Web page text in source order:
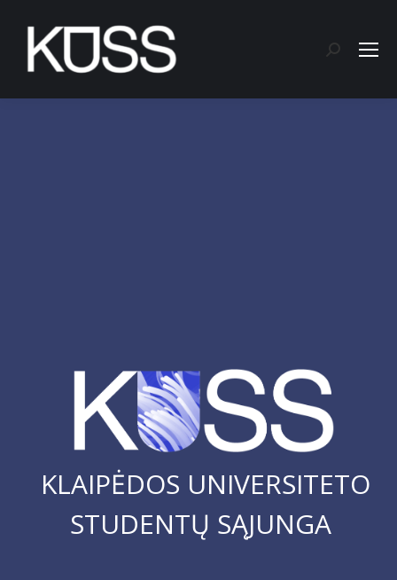
Search:
KLAIPĖDOS UNIVERSITETO
STUDENTŲ SĄJUNGA